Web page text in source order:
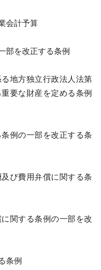
会計予算
部を改正する条例
地方独立行政法人法第
要な財産を定める条例
例の一部を改正する条
び費用弁償に関する条
関する条例の一部を改
条例